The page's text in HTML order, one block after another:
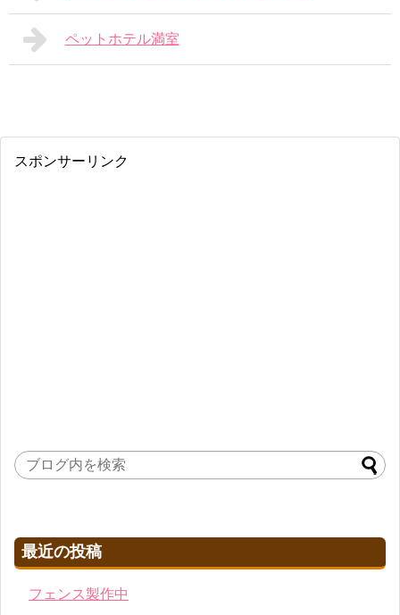
ペットホテル満室
スポンサーリンク
最近の投稿
フェンス製作中